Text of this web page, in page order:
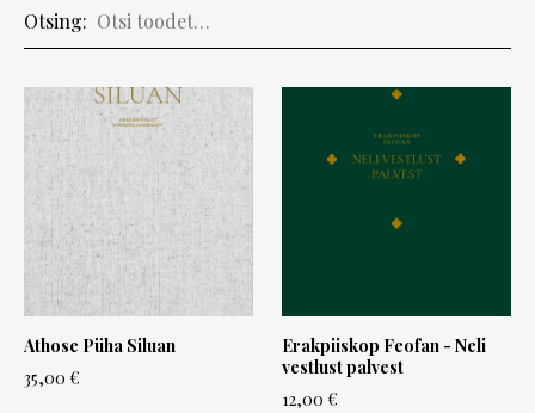
Otsing:
Athose Püha Siluan
35,00 €
Erakpiiskop Feofan - Neli
vestlust palvest
12,00 €